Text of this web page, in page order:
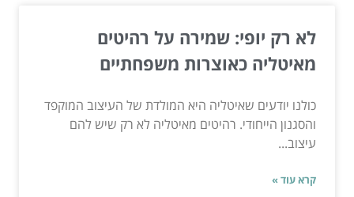
לא רק יופי: שמירה על רהיטים
מאיטליה כאוצרות משפחתיים
כולנו יודעים שאיטליה היא המולדת של העיצוב המוקפד
והסגנון הייחודי. רהיטים מאיטליה לא רק שיש להם
עיצוב...
קרא עוד »